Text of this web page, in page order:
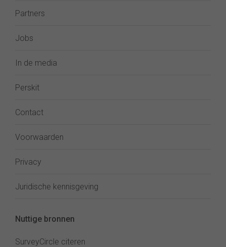
Partners
Jobs
In de media
Perskit
Contact
Voorwaarden
Privacy
Juridische kennisgeving
Nuttige bronnen
SurveyCircle citeren